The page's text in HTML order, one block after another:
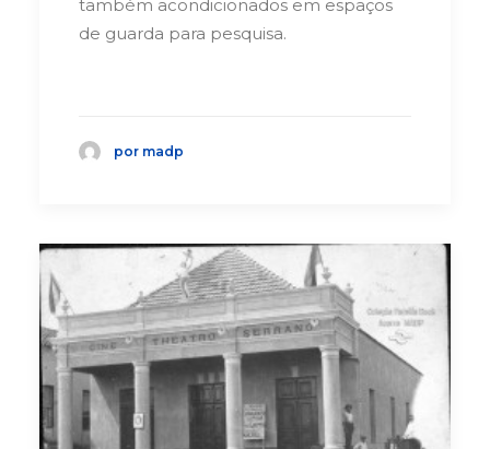
também acondicionados em espaços
de guarda para pesquisa.
por madp